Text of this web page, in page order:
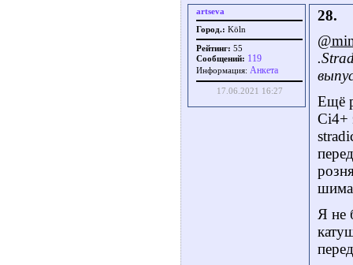
artseva
Город.: Köln
Рейтинг: 55
Сообщений: 119
Информация: Aнкета
17.06.2021 16:27
28.
Ещё
Ci4+
Я не